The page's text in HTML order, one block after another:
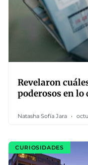
Revelaron
poderosos en lo
Natasha Sofía Jara
CURIOSIDADES